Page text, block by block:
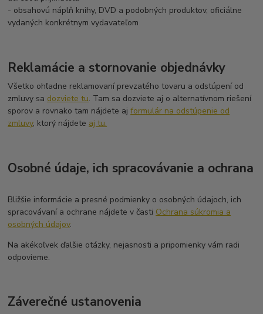
- obsahovú náplň knihy, DVD a podobných produktov, oficiálne
vydaných konkrétnym vydavateľom
Reklamácie a stornovanie objednávky
Všetko ohľadne reklamovaní prevzatého tovaru a odstúpení od
zmluvy sa dozviete tu. Tam sa dozviete aj o alternatívnom riešení
sporov a rovnako tam nájdete ajformulár na odstúpenie od
zmluvy, ktorý nájdete aj tu.
Osobné údaje, ich spracovávanie a ochrana
Bližšie informácie a presné podmienky o osobných údajoch, ich
spracovávaní a ochrane nájdete v časti Ochrana súkromia a
osobných údajov.
Na akékoľvek ďalšie otázky, nejasnosti a pripomienky vám radi
odpovieme.
Záverečné ustanovenia